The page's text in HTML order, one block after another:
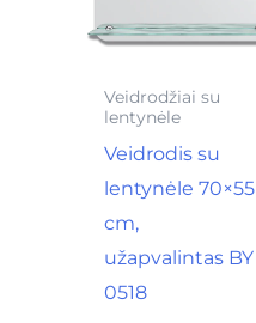
Veidrodžiai su
lentynėle
Veidrodis su
lentynėle 70×55
cm,
užapvalintas BY
0518